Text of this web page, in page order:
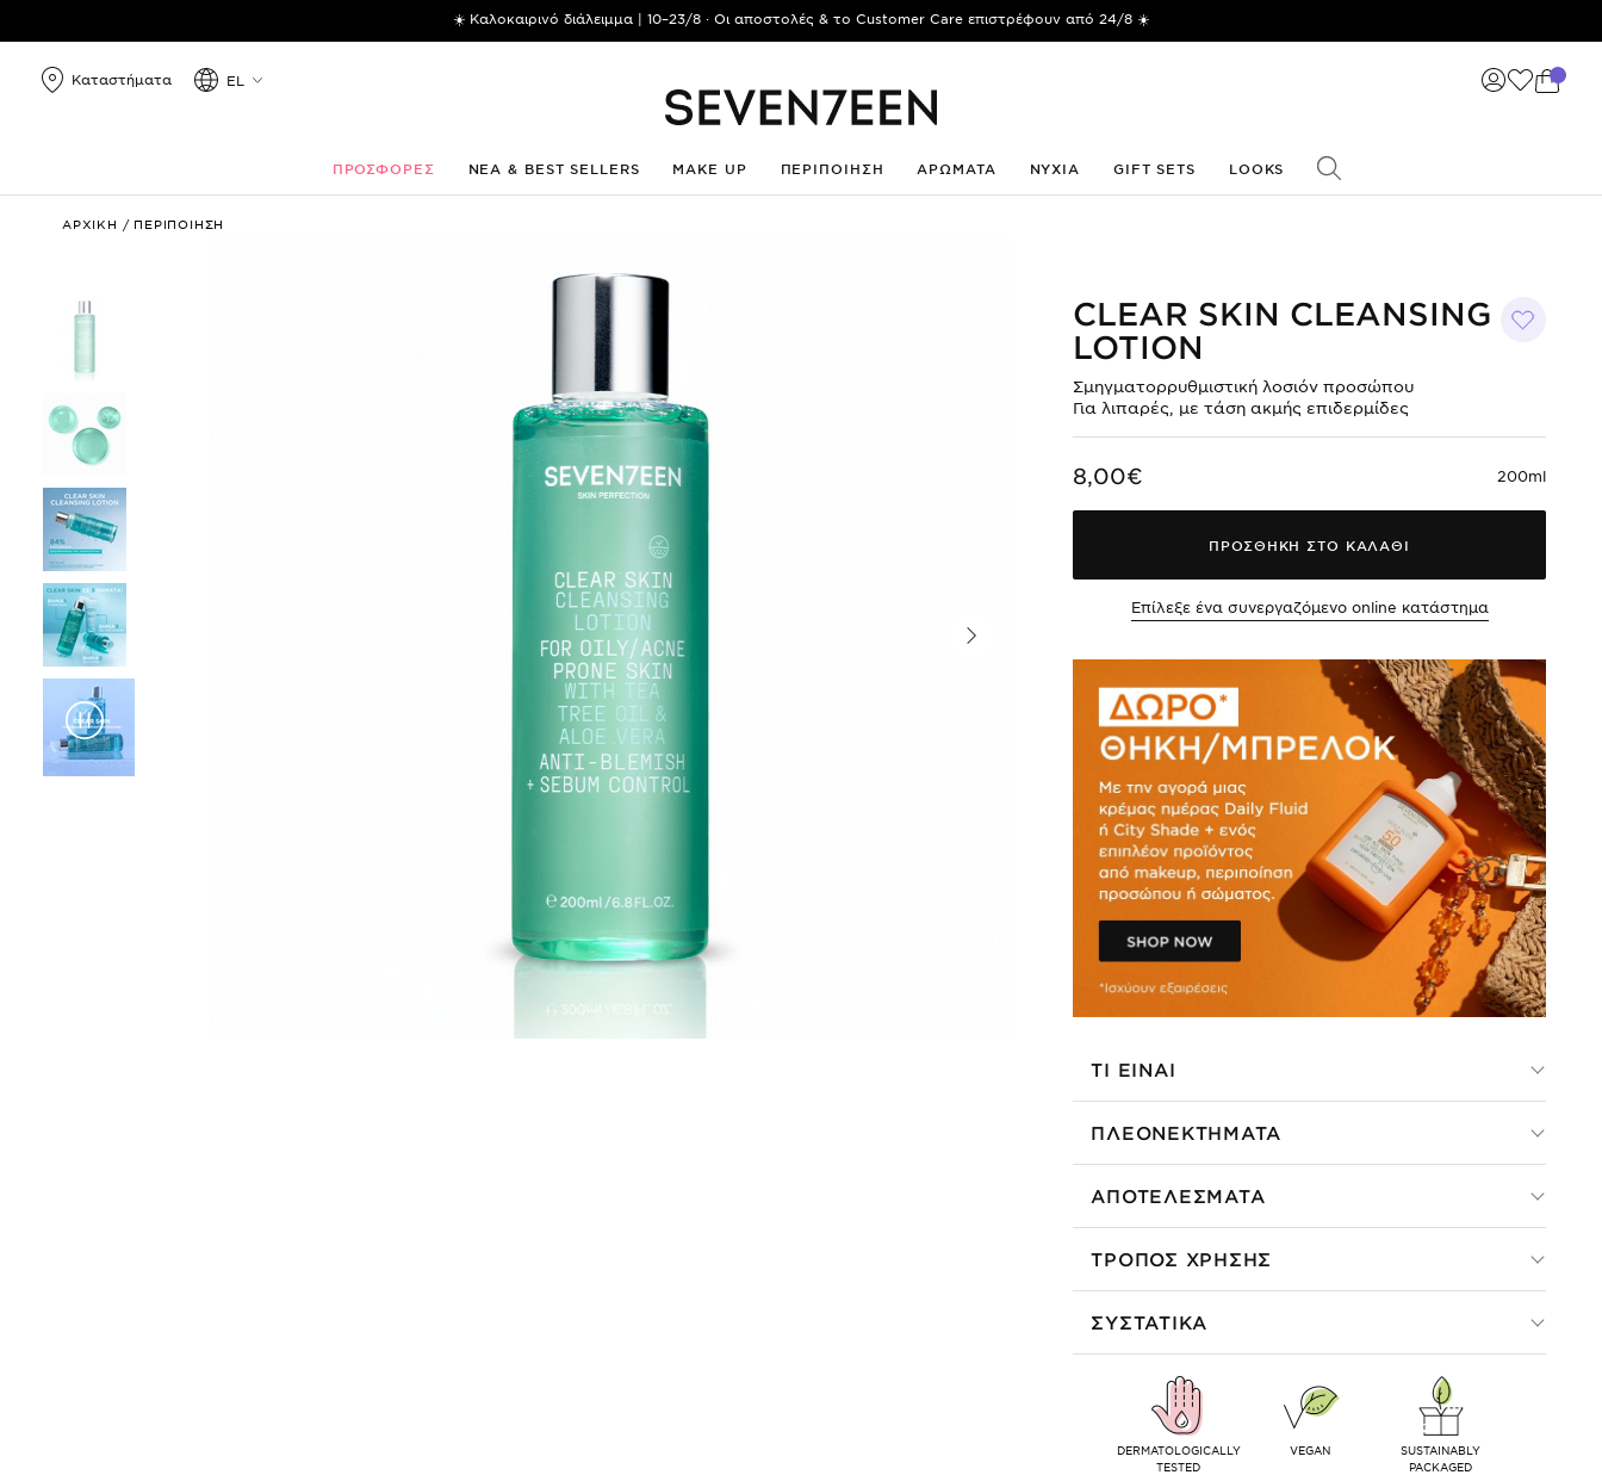
☀️ Καλοκαιρινό διάλειμμα | 10–23/8 · Οι αποστολές & το Customer Care επιστρέφουν από 24/8 ☀️
Καταστήματα EL
ΠΡΟΣΦΟΡΕΣ ΝΕΑ & BEST SELLERS MAKE UP ΠΕΡΙΠΟΙΗΣΗ ΑΡΩΜΑΤΑ ΝΥΧΙΑ GIFT SETS LOOKS
ΑΡΧΙΚΗ / ΠΕΡΙΠΟΙΗΣΗ
Skin
CLEAR SKIN CLEANSING
LOTION
Σμηγματορρυθμιστική λοσιόν προσώπου
Για λιπαρές, με τάση ακμής επιδερμίδες
8,00€ 200ml
ΠΡΟΣΘΗΚΗ ΣΤΟ ΚΑΛΑΘΙ
Επίλεξε ένα συνεργαζόμενο online κατάστημα
ΤΙ ΕΙΝΑΙ
ΠΛΕΟΝΕΚΤΗΜΑΤΑ
ΑΠΟΤΕΛΕΣΜΑΤΑ
ΤΡΟΠΟΣ ΧΡΗΣΗΣ
ΣΥΣΤΑΤΙΚΑ
DERMATOLOGICALLY
TESTED
VEGAN
SUSTAINABLY
PACKAGED